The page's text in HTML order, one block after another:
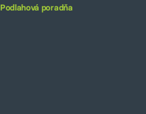
Podlahová poradňa